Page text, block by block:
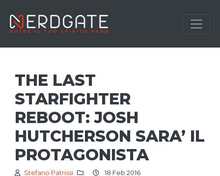
THE LAST
STARFIGHTER
REBOOT: JOSH
HUTCHERSON SARA’ IL
PROTAGONISTA
Stefano Patrissi 18 Feb 2016